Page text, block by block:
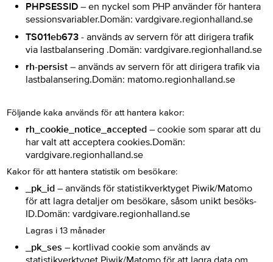
PHPSESSID– en nyckel som PHP använder för hantera
sessionsvariabler.Domän: vardgivare.regionhalland.se
TS011eb673- används av servern för att dirigera trafik
via lastbalansering .Domän: vardgivare.regionhalland.se
rh-persist – används av servern för att dirigera trafik via
lastbalansering.Domän: matomo.regionhalland.se
Följande kaka används för att hantera kakor:
rh_cookie_notice_accepted – cookie som sparar att du
har valt att acceptera cookies.Domän:
vardgivare.regionhalland.se
Kakor för att hantera statistik om besökare:
_pk_id – används för statistikverktyget Piwik/Matomo
för att lagra detaljer om besökare, såsom unikt besöks-
ID.Domän: vardgivare.regionhalland.se
Lagras i 13 månader
_pk_ses – kortlivad cookie som används av